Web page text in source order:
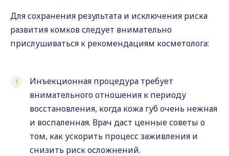
Для сохранения результата и исключения риска
развития комков следует внимательно
прислушиваться к рекомендациям косметолога:
Инъекционная процедура требует
внимательного отношения к периоду
восстановления, когда кожа губ очень нежная
и воспаленная. Врач даст ценные советы о
том, как ускорить процесс заживления и
снизить риск осложнений.